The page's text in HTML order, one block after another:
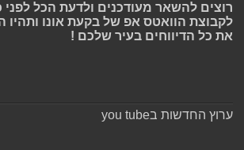
רוצים להשאר מעודכנים ולדעת הכל לפני
לקבוצת הוואטס אפ של בקעת אונו ותהיו
את כל הדיווחים בעיר שלכם !
ערוץ החדשות בyou tube